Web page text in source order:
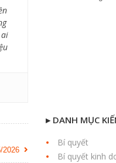
2026
▸ DANH MỤC
Bí quyết
Bí quyết kinh